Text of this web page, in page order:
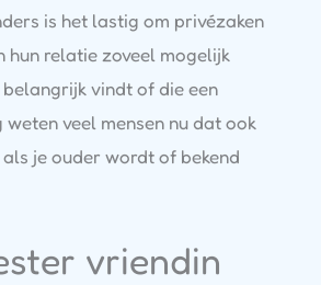
is het lastig om privézaken
hun relatie zoveel mogelijk
vindt of die een
veel mensen nu dat ook
je ouder wordt of bekend
vriendin